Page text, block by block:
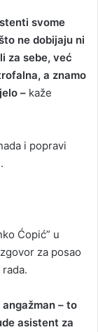
svome
ne dobijaju ni
za sebe, već
a znamo
– kaže
i popravi
Ćopić” u
za posao
– to
asistent za